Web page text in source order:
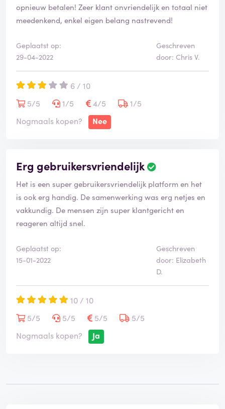
opnieuw betalen! Zeer klant onvriendelijk en totaal niet
meedenkend, enkel eigen belang nastrevend!
Geplaatst op:
29-04-2022
Geschreven
door: Chris V.
6 / 10
5/5
1/5 4/5
1/5
Nogmaals kopen?
Nee
Erg gebruikersvriendelijk
Het is een super gebruikersvriendelijk platform en het
is ook erg handig. De samenwerking was erg netjes en
vakkundig. De mensen zijn super klantgericht en
reageren altijd snel.
Geplaatst op:
15-01-2022
Geschreven
door: Elizabeth
D.
10 / 10
5/5
5/5 5/5
5/5
Nogmaals kopen?
Ja